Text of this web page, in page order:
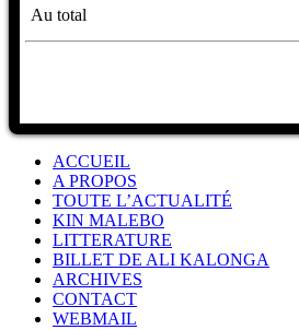
Au total
ACCUEIL
A PROPOS
TOUTE L’ACTUALITÉ
KIN MALEBO
LITTERATURE
BILLET DE ALI KALONGA
ARCHIVES
CONTACT
WEBMAIL